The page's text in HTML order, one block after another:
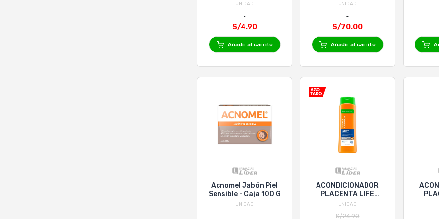
Manejable - Frasco
UNIDAD
S/4.90
Añadir al carrito
UNIDAD
S/70.00
Añadir al carrito
Acnomel Jabón Piel
Sensible - Caja 100 G
UNIDAD
ACONDICIONADOR
PLACENTA LIFE
CONTROL CAIDA x
UNIDAD
S/24.90